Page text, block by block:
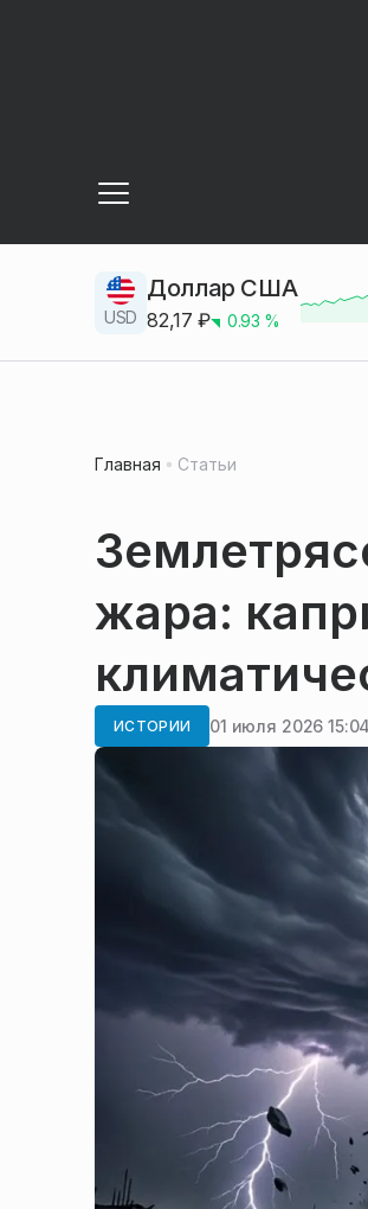
USD
Доллар США
82,17 ₽ 0.93 %
Главная Статьи
жара:
ИСТОРИИ 01 июля 2026 15:04